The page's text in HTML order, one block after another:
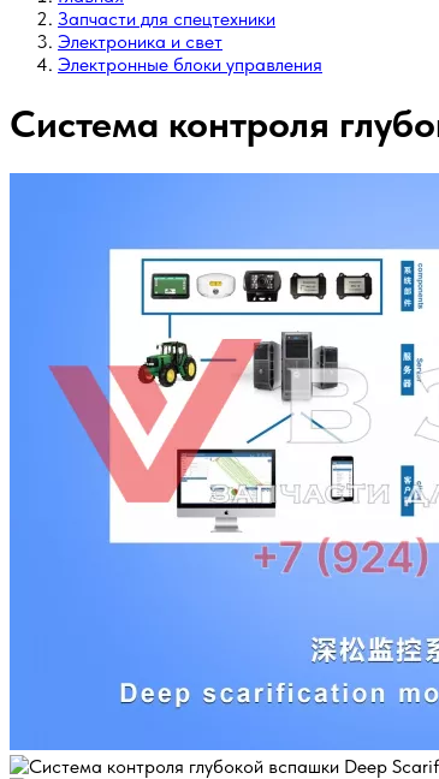
Запчасти для спецтехники
Электроника и свет
Электронные блоки управления
Система контроля